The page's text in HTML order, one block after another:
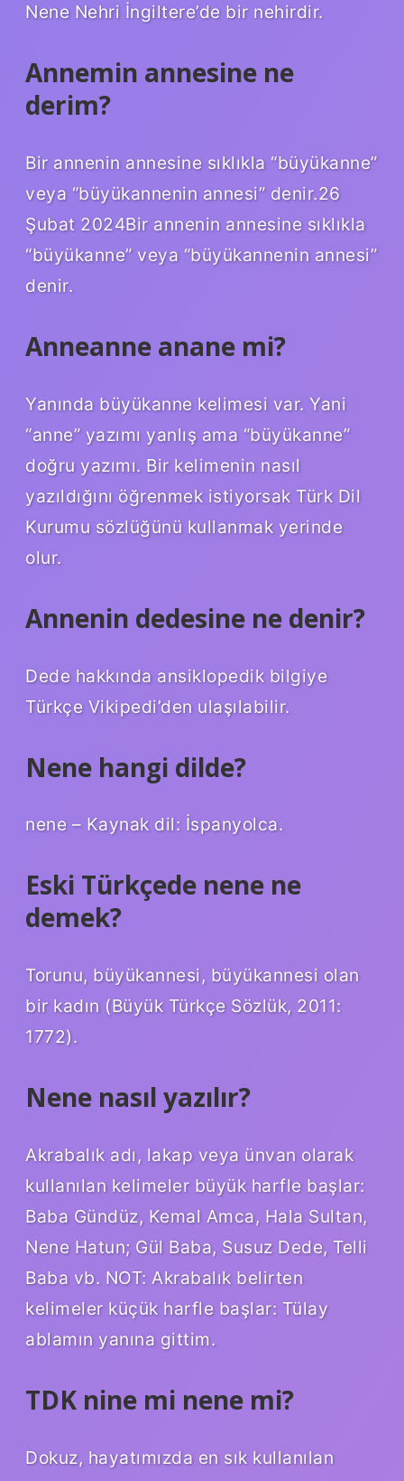
Nene Nehri İngiltere’de bir nehirdir.
Annemin annesine ne
derim?
Bir annenin annesine sıklıkla “büyükanne”
veya “büyükannenin annesi” denir.26
Şubat 2024Bir annenin annesine sıklıkla
“büyükanne” veya “büyükannenin annesi”
denir.
Anneanne anane mi?
Yanında büyükanne kelimesi var. Yani
“anne” yazımı yanlış ama “büyükanne”
doğru yazımı. Bir kelimenin nasıl
yazıldığını öğrenmek istiyorsak Türk Dil
Kurumu sözlüğünü kullanmak yerinde
olur.
Annenin dedesine ne denir?
Dede hakkında ansiklopedik bilgiye
Türkçe Vikipedi’den ulaşılabilir.
Nene hangi dilde?
nene – Kaynak dil: İspanyolca.
Eski Türkçede nene ne
demek?
Torunu, büyükannesi, büyükannesi olan
bir kadın (Büyük Türkçe Sözlük, 2011:
1772).
Nene nasıl yazılır?
Akrabalık adı, lakap veya ünvan olarak
kullanılan kelimeler büyük harfle başlar:
Baba Gündüz, Kemal Amca, Hala Sultan,
Nene Hatun; Gül Baba, Susuz Dede, Telli
Baba vb. NOT: Akrabalık belirten
kelimeler küçük harfle başlar: Tülay
ablamın yanına gittim.
TDK nine mi nene mi?
Dokuz, hayatımızda en sık kullanılan